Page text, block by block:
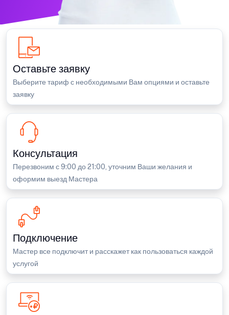
Оставьте заявку
Выберите тариф с необходимыми Вам опциями и оставьте
заявку
Консультация
Перезвоним с 9:00 до 21:00, уточним Ваши желания и
оформим выезд Мастера
Подключение
Мастер все подключит и расскажет как пользоваться каждой
услугой